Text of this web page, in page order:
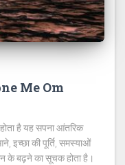
Me Om
है यह सपना आंतरिक
इच्छा की पूर्ति, समस्याओं
के बढ़ने का सूचक होता है।